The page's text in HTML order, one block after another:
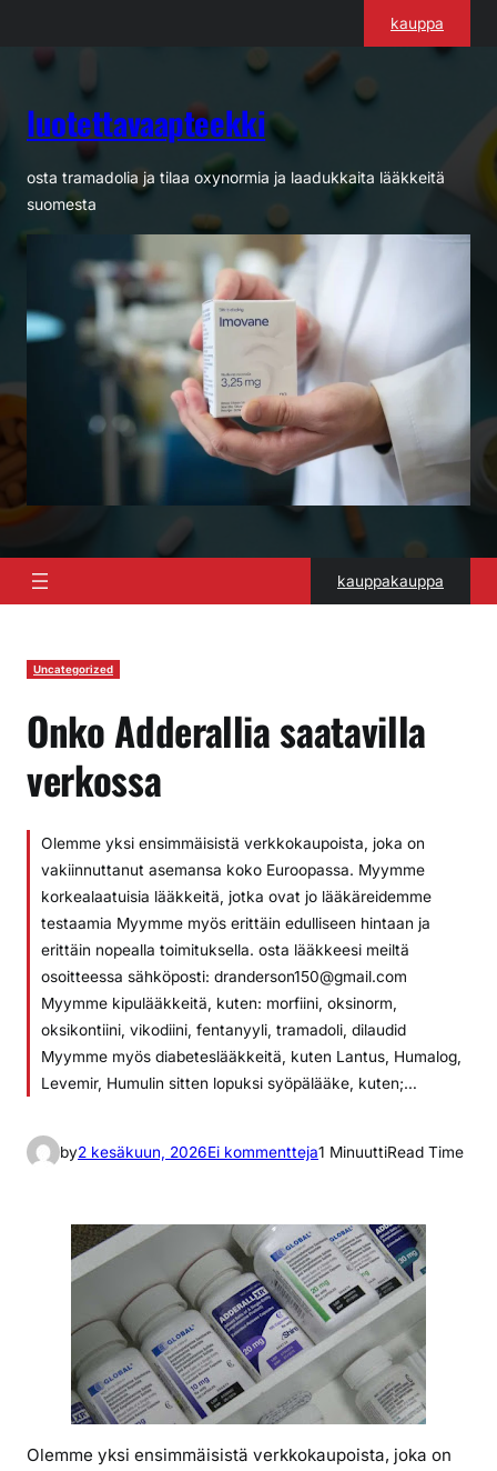
kauppa
luotettavaapteekki
osta tramadolia ja tilaa oxynormia ja laadukkaita lääkkeitä
suomesta
kauppakauppa
Uncategorized
Onko Adderallia saatavilla
verkossa
Olemme yksi ensimmäisistä verkkokaupoista, joka on
vakiinnuttanut asemansa koko Euroopassa. Myymme
korkealaatuisia lääkkeitä, jotka ovat jo lääkäreidemme
testaamia Myymme myös erittäin edulliseen hintaan ja
erittäin nopealla toimituksella. osta lääkkeesi meiltä
osoitteessa sähköposti: dranderson150@gmail.com
Myymme kipulääkkeitä, kuten: morfiini, oksinorm,
oksikontiini, vikodiini, fentanyyli, tramadoli, dilaudid
Myymme myös diabeteslääkkeitä, kuten Lantus, Humalog,
Levemir, Humulin sitten lopuksi syöpälääke, kuten;…
by2 kesäkuun, 2026Ei kommenttejaa
i
k
k
e
i
n
1 MinuuttiRead Time
Olemme yksi ensimmäisistä verkkokaupoista, joka on